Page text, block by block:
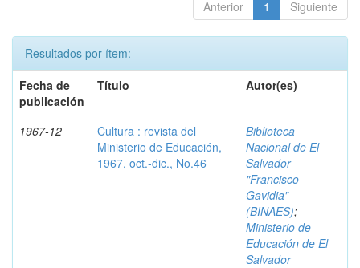
Anterior 1 Siguiente
Resultados por ítem:
Fecha de
publicación
Título Autor(es)
1967-12
Cultura : revista del
Ministerio de Educación,
1967, oct.-dic., No.46
Biblioteca
Nacional de El
Salvador
"Francisco
Gavidia"
(BINAES);
Ministerio de
Educación de El
Salvador